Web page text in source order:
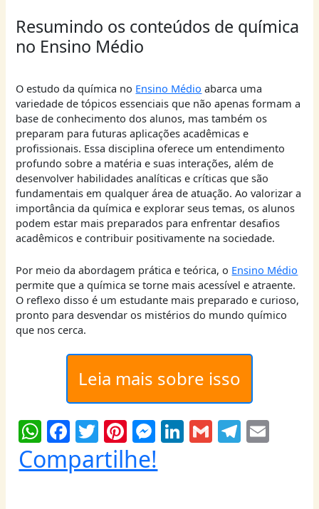
Resumindo os conteúdos de química
no Ensino Médio
O estudo da química no Ensino Médio abarca uma
variedade de tópicos essenciais que não apenas formam a
base de conhecimento dos alunos, mas também os
preparam para futuras aplicações acadêmicas e
profissionais. Essa disciplina oferece um entendimento
profundo sobre a matéria e suas interações, além de
desenvolver habilidades analíticas e críticas que são
fundamentais em qualquer área de atuação. Ao valorizar a
importância da química e explorar seus temas, os alunos
podem estar mais preparados para enfrentar desafios
acadêmicos e contribuir positivamente na sociedade.
Por meio da abordagem prática e teórica, o Ensino Médio
permite que a química se torne mais acessível e atraente.
O reflexo disso é um estudante mais preparado e curioso,
pronto para desvendar os mistérios do mundo químico
que nos cerca.
Leia mais sobre isso
W
h
at
F
a
c
T
w
itt
Pi
nt
er
M
ss
Li G T
Compartilhe!